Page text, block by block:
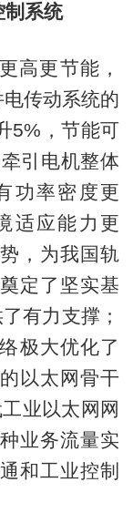
制系统
高更节能，
传动系统的
5%，节能可
引电机整体
功率密度更
适应能力更
，为我国轨
定了坚实基
有力支撑；
极大优化了
以太网骨干
业以太网网
业务流量实
和工业控制